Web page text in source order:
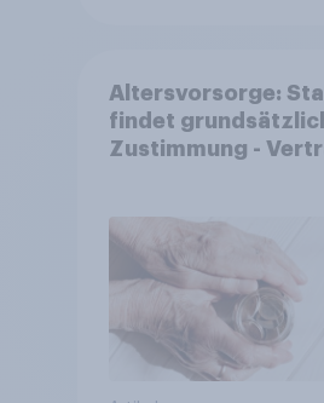
Altersvorsorge:
findet
Zustimmung -
Akzeptanz